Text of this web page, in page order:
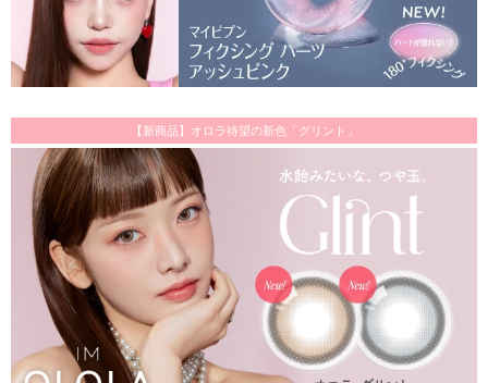
【新商品】オロラ待望の新色「グリント」